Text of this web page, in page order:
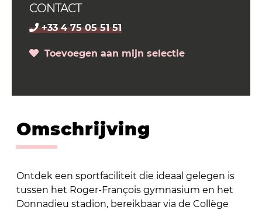
CONTACT
+33 4 75 05 51 51
Toevoegen aan mijn selectie
Omschrijving
Ontdek een sportfaciliteit die ideaal gelegen is
tussen het Roger-François gymnasium en het
Donnadieu stadion, bereikbaar via de Collège